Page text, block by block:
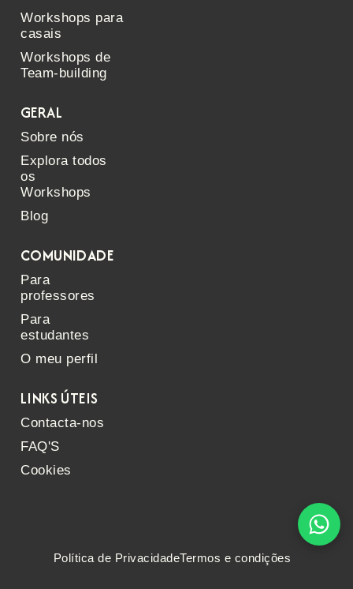
Workshops para
casais
Workshops de
Team-building
GERAL
Sobre nós
Explora todos
os
Workshops
Blog
COMUNIDADE
Para
professores
Para
estudantes
O meu perfil
LINKS ÚTEIS
Contacta-nos
FAQ'S
Cookies
Política de PrivacidadeTermos e condições